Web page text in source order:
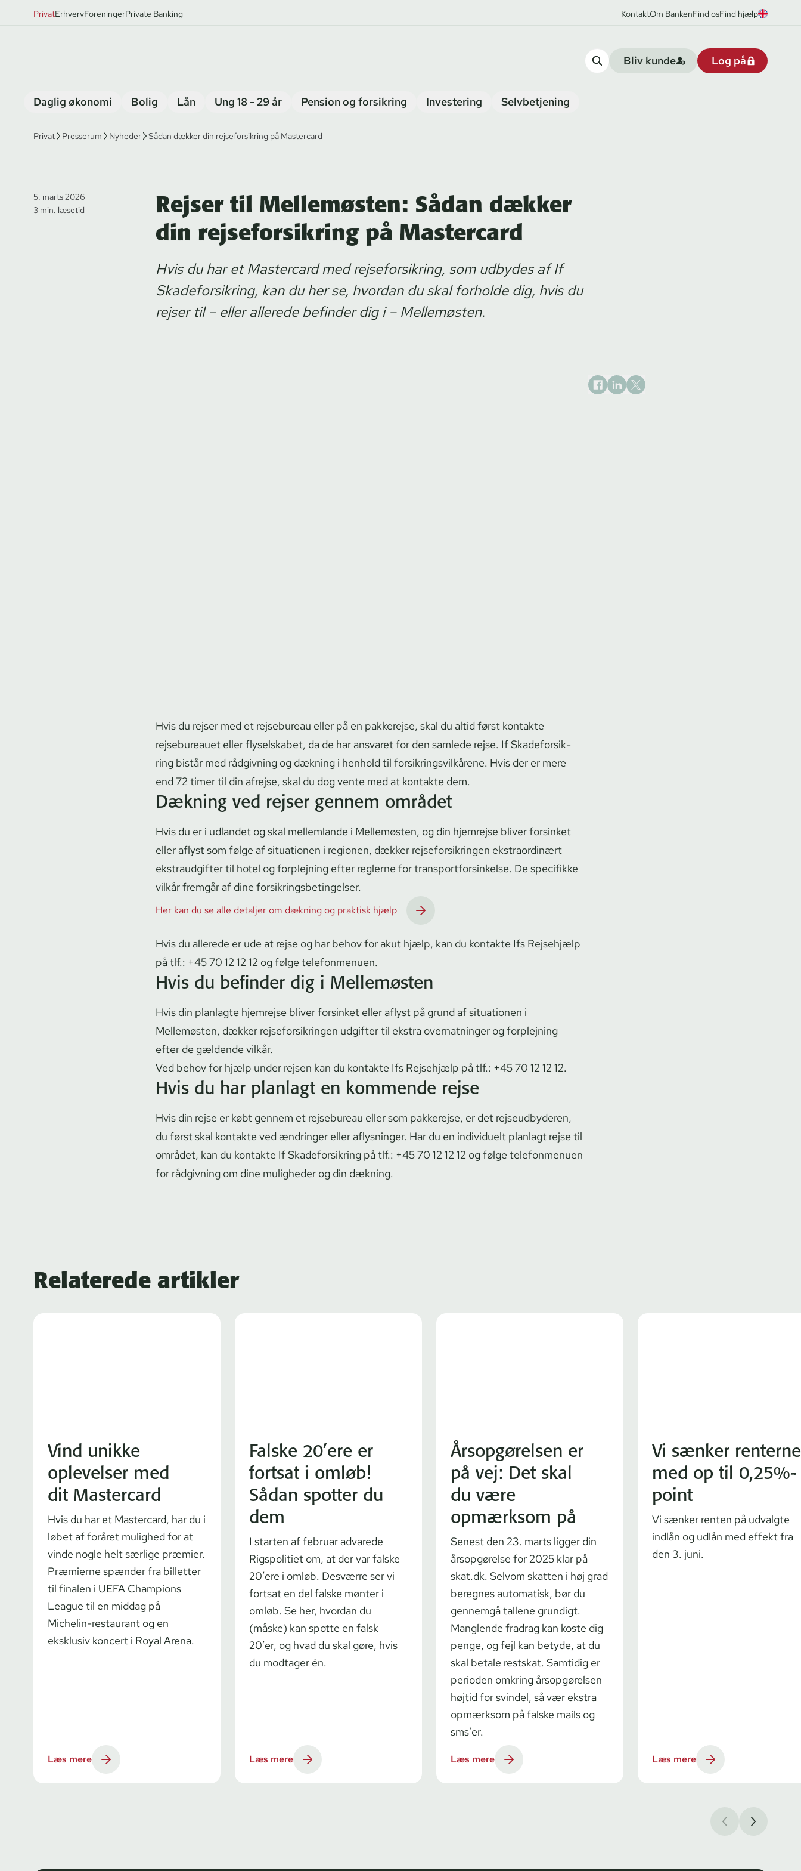
PrivatErhvervForeningerPrivate Banking KontaktOm BankenFind osFind hjælp
Bliv kunde Log på
Daglig økonomi Bolig Lån Ung 18 - 29 år Pension og forsikring Investering Selvbetjening
Privat Presserum Nyheder Sådan dækker din rejseforsikring på Mastercard
5. marts 2026
3 min. læsetid
Rejser til Mellemøsten: Sådan dækker
din rejseforsikring på Mastercard
Hvis du har et Mastercard med rejseforsikring, som udbydes af If
Skadeforsikring, kan du her se, hvordan du skal forholde dig, hvis du
rejser til – eller allerede befinder dig i – Mellemøsten.
Hvis du rejser med et rejsebureau eller på en pakkerejse, skal du altid først kontakte
rejsebureauet eller flyselskabet, da de har ansvaret for den samlede rejse. If Ska­de­for­sik­
ring bistår med rådgivning og dækning i henhold til for­sik­rings­vil­kå­re­ne. Hvis der er mere
end 72 timer til din afrejse, skal du dog vente med at kontakte dem.
Dækning ved rejser gennem området
Hvis du er i udlandet og skal mellemlande i Mellemøsten, og din hjemrejse bliver forsinket
eller aflyst som følge af situationen i regionen, dækker rej­se­for­sik­rin­gen ekstraordinært
ekstraudgifter til hotel og forplejning efter reglerne for trans­port­for­sin­kel­se. De specifikke
vilkår fremgår af dine for­sik­rings­be­tin­gel­ser.
Her kan du se alle detaljer om dækning og praktisk hjælp
Hvis du allerede er ude at rejse og har behov for akut hjælp, kan du kontakte Ifs Rejsehjælp
på tlf.: +45 70 12 12 12 og følge telefonmenuen.
Hvis du befinder dig i Mellemøsten
Hvis din planlagte hjemrejse bliver forsinket eller aflyst på grund af situationen i
Mellemøsten, dækker rej­se­for­sik­rin­gen udgifter til ekstra overnatninger og forplejning
efter de gældende vilkår.
Ved behov for hjælp under rejsen kan du kontakte Ifs Rejsehjælp på tlf.: +45 70 12 12 12.
Hvis du har planlagt en kommende rejse
Hvis din rejse er købt gennem et rejsebureau eller som pakkerejse, er det rejseudbyderen,
du først skal kontakte ved ændringer eller aflysninger. Har du en individuelt planlagt rejse til
området, kan du kontakte If Ska­de­for­sik­ring på tlf.: +45 70 12 12 12 og følge telefonmenuen
for rådgivning om dine muligheder og din dækning.
Relaterede artikler
Vind unikke
oplevelser med
dit Mastercard
Hvis du har et Mastercard, har du i
løbet af foråret mulighed for at
vinde nogle helt særlige præmier.
Præmierne spænder fra billetter
til finalen i UEFA Champions
League til en middag på
Michelin-restaurant og en
eksklusiv koncert i Royal Arena.
Læs mere
Falske 20’ere er
fortsat i omløb!
Sådan spotter du
dem
I starten af februar advarede
Rigspolitiet om, at der var falske
20’ere i omløb. Desværre ser vi
fortsat en del falske mønter i
omløb. Se her, hvordan du
(måske) kan spotte en falsk
20’er, og hvad du skal gøre, hvis
du modtager én.
Læs mere
Årsopgørelsen er
på vej: Det skal
du være
opmærksom på
Senest den 23. marts ligger din
årsopgørelse for 2025 klar på
skat.dk. Selvom skatten i høj grad
beregnes automatisk, bør du
gennemgå tallene grundigt.
Manglende fradrag kan koste dig
penge, og fejl kan betyde, at du
skal betale restskat. Samtidig er
perioden omkring årsopgørelsen
højtid for svindel, så vær ekstra
opmærksom på falske mails og
sms’er.
Læs mere
Vi sænker renterne
med op til 0,25%-
point
Vi sænker renten på udvalgte
indlån og udlån med effekt fra
den 3. juni.
Læs mere